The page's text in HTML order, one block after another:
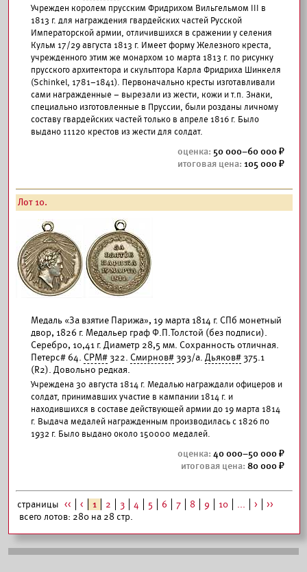
Учрежден королем прусским Фридрихом Вильгельмом III в
1813 г. для награждения гвардейских частей Русской
Императорской армии, отличившихся в сражении у селения
Кульм 17/29 августа 1813 г. Имеет форму Железного креста,
учрежденного этим же монархом 10 марта 1813 г. по рисунку
прусского архитектора и скульптора Карла Фридриха Шинкеля
(Schinkel, 1781–1841). Первоначально кресты изготавливали
сами награжденные – вырезали из жести, кожи и т.п. Знаки,
специально изготовленные в Пруссии, были розданы личному
составу гвардейских частей только в апреле 1816 г. Было
выдано 11120 крестов из жести для солдат.
50 000–60 000
105 000
Лот 10.
Медаль «За взятие Парижа», 19 марта 1814 г. СПб монетный
двор, 1826 г. Медальер граф Ф.П.Толстой (без подписи).
Серебро, 10,41 г. Диаметр 28,5 мм. Сохранность отличная.
Петерс# 64. СРМ#322. Смирнов#393/а. Дьяков#375.1
(R2). Довольно редкая.
Учреждена 30 августа 1814 г. Медалью награждали офицеров и
солдат, принимавших участие в кампании 1814 г. и
находившихся в составе действующей армии до 19 марта 1814
г. Выдача медалей награжденным производилась с 1826 по
1932 г. Было выдано около 150000 медалей.
40 000–50 000
80 000
страницы << < 1 2 3 4 5 6 7 8 9 10 ... >
>>
всего лотов: 280 на 28 стр.